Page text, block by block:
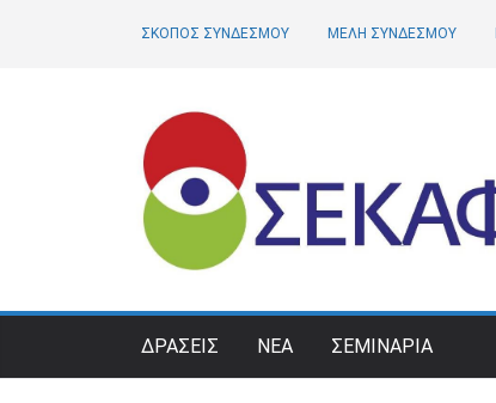
ΣΚΟΠΟΣ ΣΥΝΔΕΣΜΟΥ ΜΕΛΗ ΣΥΝΔΕΣΜΟΥ
ΔΡΑΣΕΙΣ ΝΕΑ ΣΕΜΙΝΑΡΙΑ